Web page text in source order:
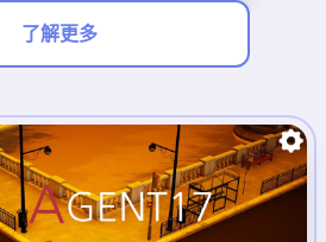
了解更多